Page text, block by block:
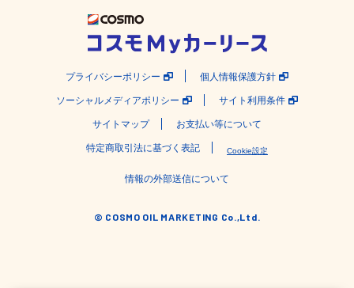
プライバシーポリシー 個人情報保護方針
ソーシャルメディアポリシー サイト利用条件
サイトマップ お支払い等について
特定商取引法に基づく表記 Cookie設定
情報の外部送信について
© COSMO OIL MARKETING Co.,Ltd.